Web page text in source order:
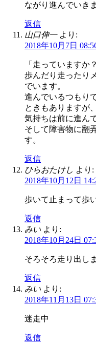
ながり進んでいき
返信
山口伸一 より:
2018年10月7日
「走っていますか？
歩んだり走ったり
でいます。
進んでいるつもり
ときもありますが
気持ちは前に進ん
そして障害物に翻
す。
返信
ひらおたけし より:
2018年10月12日
歩いて止まって歩
返信
みい より:
2018年10月24日
そろそろ走り出し
返信
みい より:
2018年11月13日
迷走中
返信